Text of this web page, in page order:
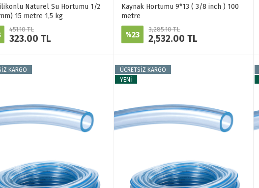
Naturel Su Hortumu 1/2
15 metre 1,5 kg
451.10 TL
323.00 TL
Kaynak Hortumu 9*13 ( 3/8 inch ) 100
metre
%23
3,285.10 TL
2,532.00 TL
KARGO
ÜCRETSİZ KARGO
YENİ